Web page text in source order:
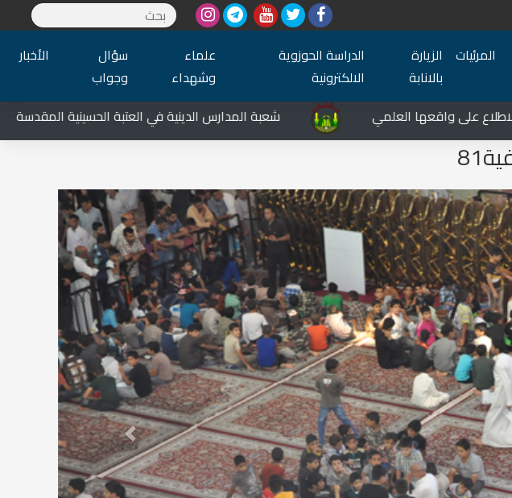
المرئيات الزيارة
بالانابة
الدراسة الحوزوية
الالكترونية
علماء
وشهداء
سؤال
وجواب
الأخبار
واقعها العلمي شعبة المدارس الدينية في العتبة الحسينية المقدسة تشارك في
Previous